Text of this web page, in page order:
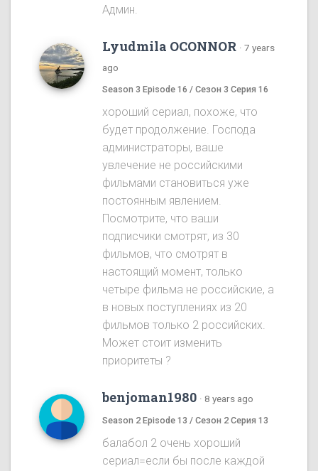
Админ.
Lyudmila OCONNOR · 7 years
ago
Season 3 Episode 16 / Сезон 3 Серия 16
хороший сериал, похоже, что
будет продолжение. Господа
администраторы, ваше
увлечение не российскими
фильмами становиться уже
постоянным явлением.
Посмотрите, что ваши
подписчики смотрят, из 30
фильмов, что смотрят в
настоящий момент, только
четыре фильма не российские, а
в новых поступлениях из 20
фильмов только 2 российских.
Может стоит изменить
приоритеты ?
benjoman1980 · 8 years ago
Season 2 Episode 13 / Сезон 2 Серия 13
балабол 2 очень хороший
сериал=если бы после каждой